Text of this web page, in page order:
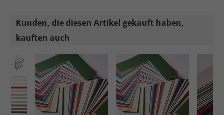
Kunden, die diesen Artikel gekauft haben,
kauften auch